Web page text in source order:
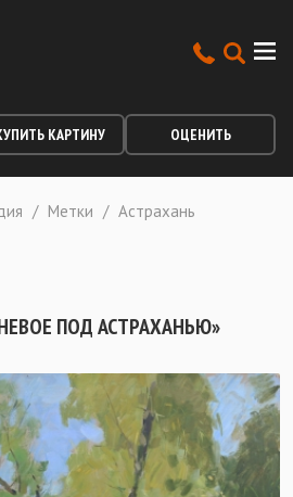
КАРТИНУ ОЦЕНИТЬ
/ Метки / Астрахань
ПОД АСТРАХАНЬЮ»